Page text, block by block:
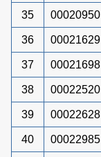
35 00020950
36 00021629
37 00021698
38 00022520
39 00022628
40 00022985